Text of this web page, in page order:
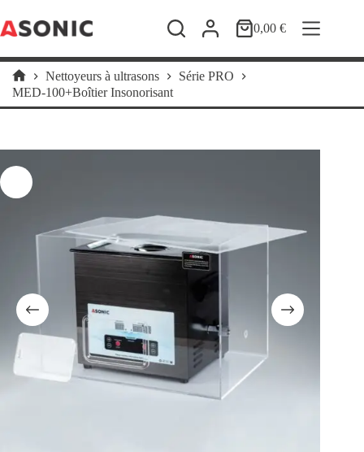
au
contenu
Panier0,00€
Accueil
Nettoyeurs à ultrasons
Série PRO
MED-100+Boîtier Insonorisant